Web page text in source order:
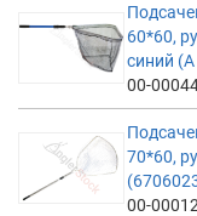
60*60,
синий
00-
70*60,
00-